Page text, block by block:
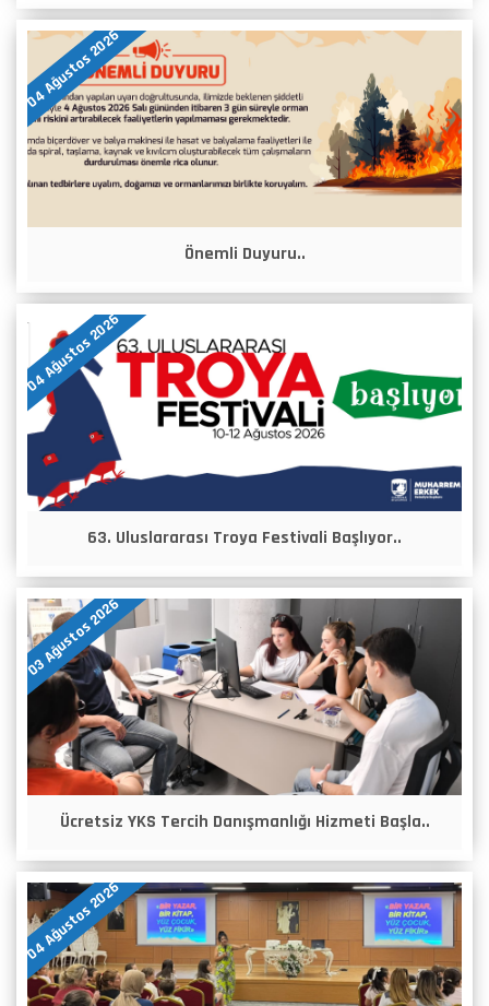
04 Ağustos 2026
Önemli Duyuru..
04 Ağustos 2026
63. Uluslararası Troya Festivali Başlıyor..
03 Ağustos 2026
Ücretsiz YKS Tercih Danışmanlığı Hizmeti Başla..
04 Ağustos 2026